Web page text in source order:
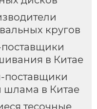
кругов
в Китае
поставщики
шлама в Китае
тесочные